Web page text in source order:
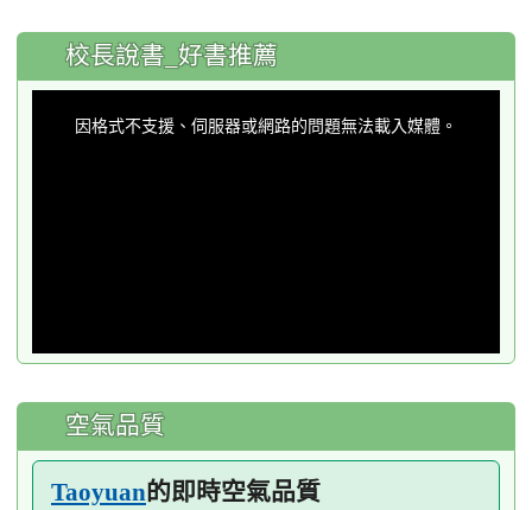
:::
校長說書_好書推薦
因格式不支援、伺服器或網路的問題無法載入媒體。
空氣品質
Taoyuan的即時空氣品質